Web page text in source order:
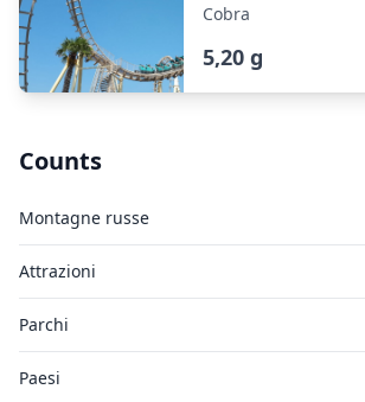
Cobra
5,20 g
Counts
Montagne russe
Attrazioni
Parchi
Paesi